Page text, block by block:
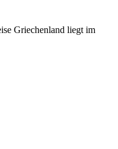
Griechenland liegt im